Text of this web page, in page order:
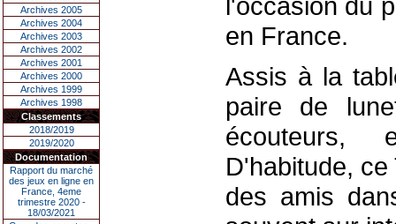
Archives 2005
Archives 2004
Archives 2003
Archives 2002
Archives 2001
Archives 2000
Archives 1999
Archives 1998
Classements
2018/2019
2019/2020
Documentation
Rapport du marché
des jeux en ligne en
France, 4eme
trimestre 2020 -
18/03/2021
en France.
Assis à la
paire de
écouteurs,
D'habitude,
des amis